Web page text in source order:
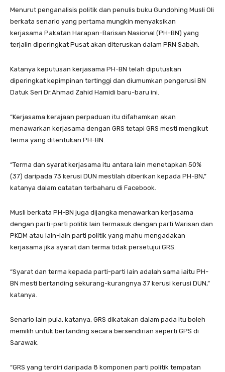
Menurut penganalisis politik dan penulis buku Gundohing Musli Oli
berkata senario yang pertama mungkin menyaksikan
kerjasama Pakatan Harapan-Barisan Nasional (PH-BN) yang
terjalin diperingkat Pusat akan diteruskan dalam PRN Sabah.
Katanya keputusan kerjasama PH-BN telah diputuskan
diperingkat kepimpinan tertinggi dan diumumkan pengerusi BN
Datuk Seri Dr.Ahmad Zahid Hamidi baru-baru ini.
“Kerjasama kerajaan perpaduan itu difahamkan akan
menawarkan kerjasama dengan GRS tetapi GRS mesti mengikut
terma yang ditentukan PH-BN.
“Terma dan syarat kerjasama itu antara lain menetapkan 50%
(37) daripada 73 kerusi DUN mestilah diberikan kepada PH-BN,”
katanya dalam catatan terbaharu di Facebook.
Musli berkata PH-BN juga dijangka menawarkan kerjasama
dengan parti-parti politik lain termasuk dengan parti Warisan dan
PKDM atau lain-lain parti politik yang mahu mengadakan
kerjasama jika syarat dan terma tidak persetujui GRS.
“Syarat dan terma kepada parti-parti lain adalah sama iaitu PH-
BN mesti bertanding sekurang-kurangnya 37 kerusi kerusi DUN,”
katanya.
Senario lain pula, katanya, GRS dikatakan dalam pada itu boleh
memilih untuk bertanding secara bersendirian seperti GPS di
Sarawak.
“GRS yang terdiri daripada 8 komponen parti politik tempatan